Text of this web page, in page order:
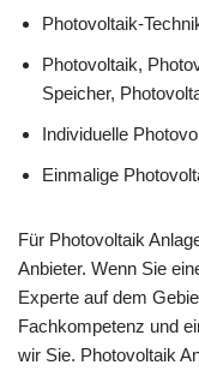
Photovoltaik-
Photovoltaik,
Speicher,
Individuelle
Einmalige
Für Photovoltaik
Anbieter. Wenn Sie
Experte auf dem
Fachkompetenz und
wir Sie. Photovoltaik